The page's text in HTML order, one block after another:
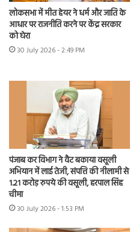
लोकसभा में मीत हेयर ने धर्म और जाति के
आधार पर राजनीति करने पर केंद्र सरकार
को घेरा
30 July 2026 - 2:49 PM
पंजाब कर विभाग ने वैट बकाया वसूली
अभियान में लाई तेजी, संपत्ति की नीलामी से
1.21 करोड़ रुपये की वसूली, हरपाल सिंह
चीमा
30 July 2026 - 1:53 PM